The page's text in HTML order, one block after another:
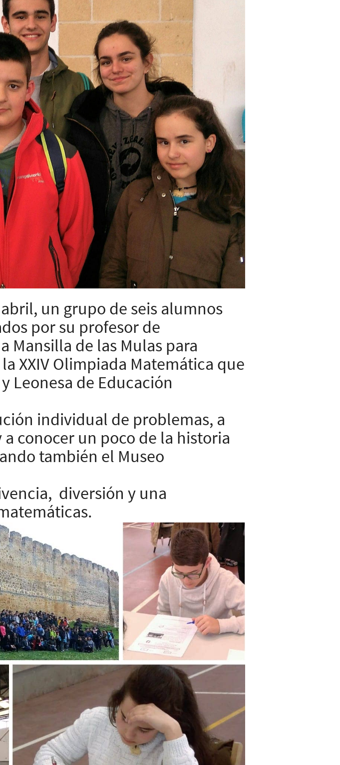
un grupo de seis alumnos
por su profesor de
Mansilla de las Mulas para
XXIV Olimpiada Matemática que
Leonesa de Educación
individual de problemas, a
conocer un poco de la historia
también el Museo
diversión y una